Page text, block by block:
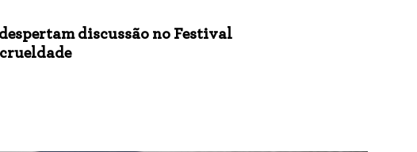
discussão no Festival